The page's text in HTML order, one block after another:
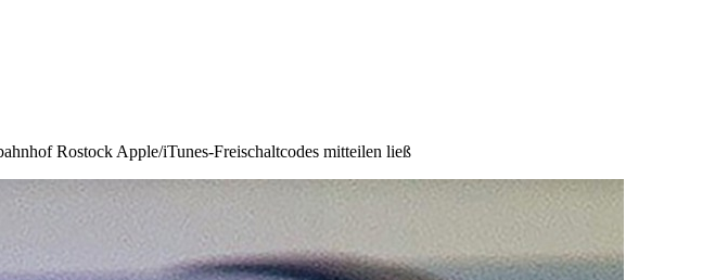
Rostock Apple/iTunes-Freischaltcodes mitteilen ließ